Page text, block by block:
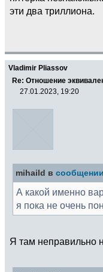
эти два триллиона.
Vladimir Pliassov
Re: Отношение
27.01.2023, 19:20
mihaild в
А какой именно
я пока не очень
Я там неправильно